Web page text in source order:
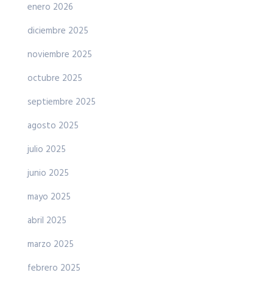
enero 2026
diciembre 2025
noviembre 2025
octubre 2025
septiembre 2025
agosto 2025
julio 2025
junio 2025
mayo 2025
abril 2025
marzo 2025
febrero 2025